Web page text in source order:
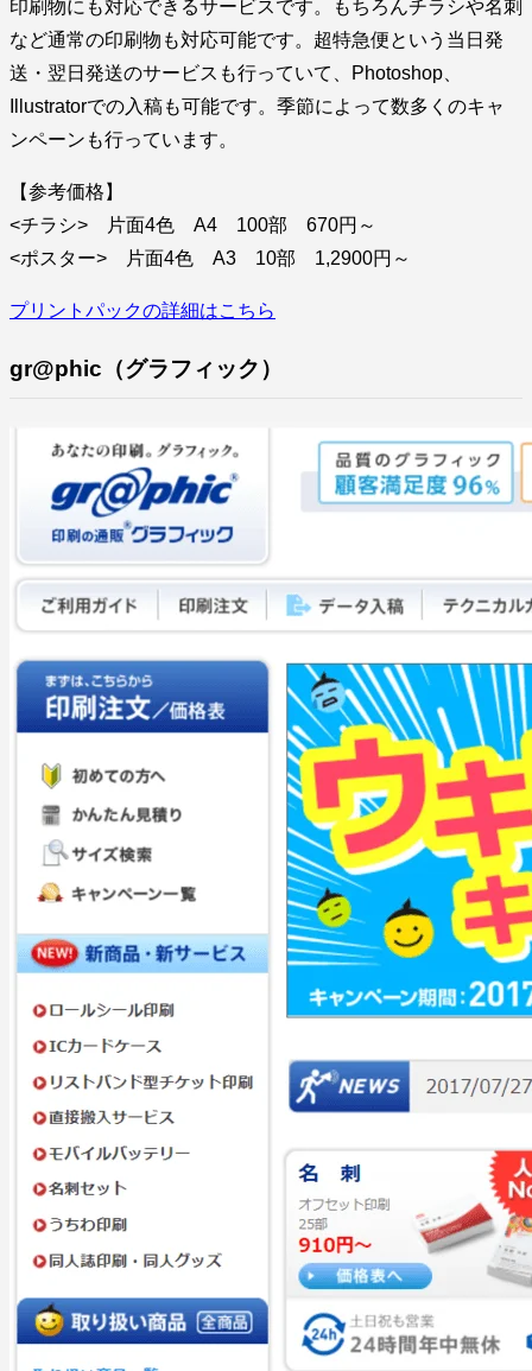
印刷物にも対応できるサービスです。もちろんチラシや名刺
など通常の印刷物も対応可能です。超特急便という当日発
送・翌日発送のサービスも行っていて、Photoshop、
Illustratorでの入稿も可能です。季節によって数多くのキャ
ンペーンも行っています。
【参考価格】
<チラシ> 片面4色 A4 100部 670円～
<ポスター> 片面4色 A3 10部 1,2900円～
プリントパックの詳細はこちら
gr@phic（グラフィック）